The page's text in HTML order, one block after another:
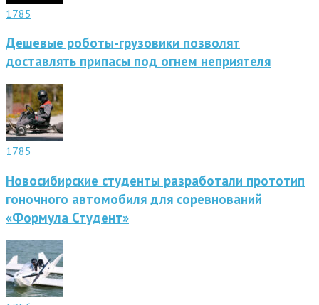
1785
Дешевые роботы-грузовики позволят
доставлять припасы под огнем неприятеля
1785
Новосибирские студенты разработали прототип
гоночного автомобиля для соревнований
«Формула Студент»